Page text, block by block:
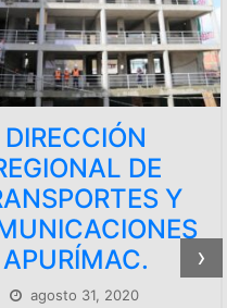
ING. LIZ
›